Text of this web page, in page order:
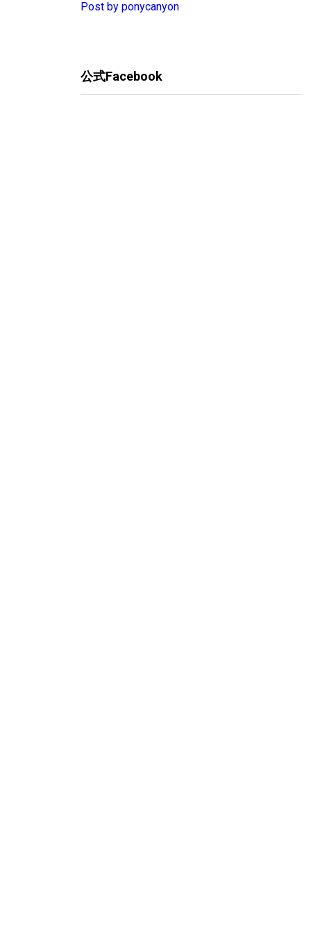
Post by ponycanyon
公式Facebook